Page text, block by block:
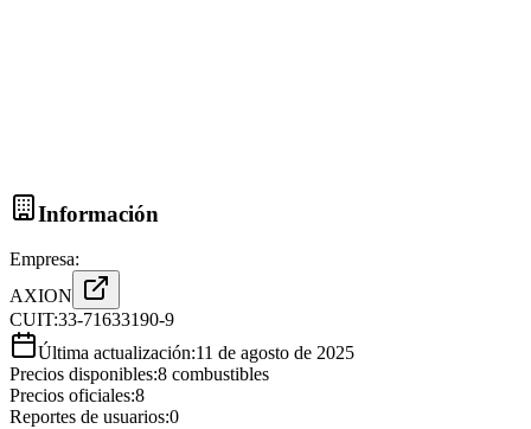
Información
Empresa:
AXION
CUIT:33-71633190-9
Última actualización:11 de agosto de 2025
Precios disponibles:8 combustibles
Precios oficiales:8
Reportes de usuarios:0